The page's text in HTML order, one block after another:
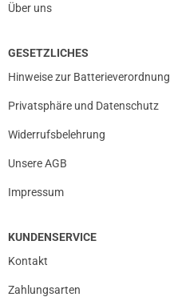
Über uns
GESETZLICHES
Hinweise zur Batterieverordnung
Privatsphäre und Datenschutz
Widerrufsbelehrung
Unsere AGB
Impressum
KUNDENSERVICE
Kontakt
Zahlungsarten